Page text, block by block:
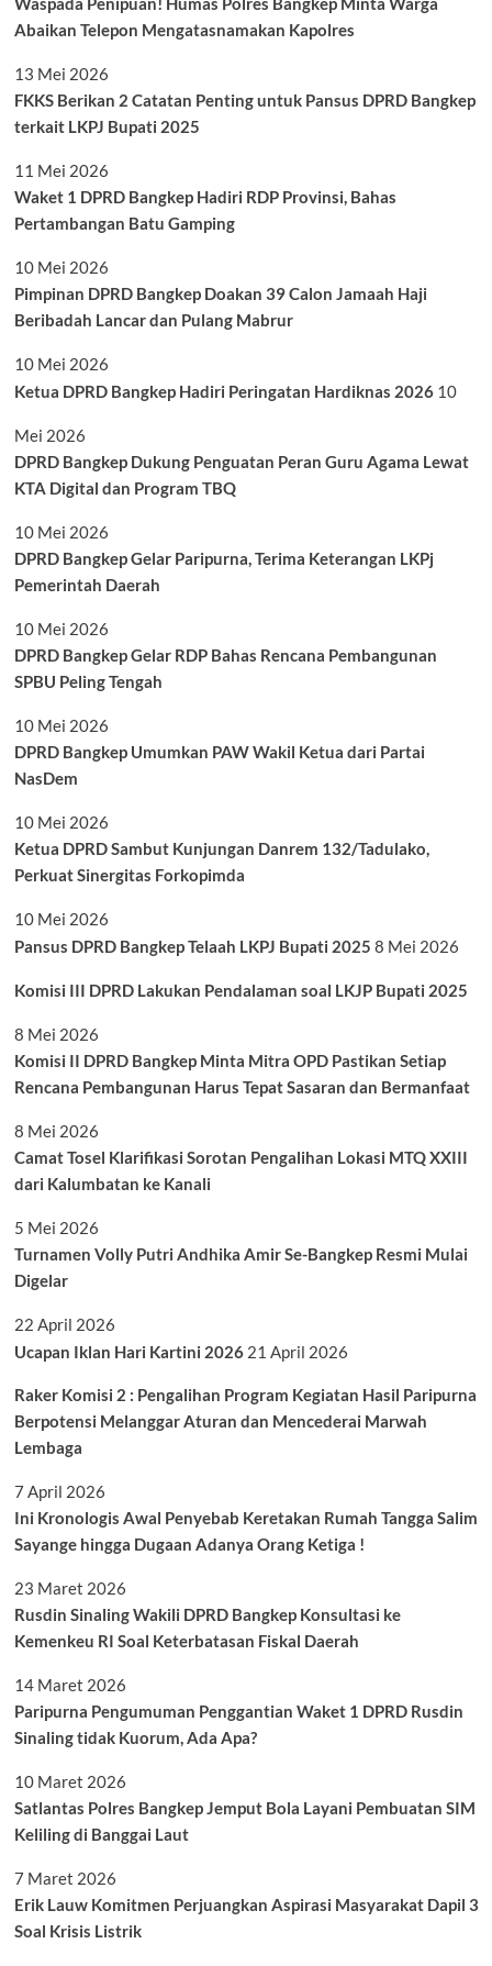
Abaikan Telepon Mengatasnamakan Kapolres
13 Mei 2026
FKKS Berikan 2 Catatan Penting untuk Pansus DPRD Bangkep
terkait LKPJ Bupati 2025
11 Mei 2026
Waket 1 DPRD Bangkep Hadiri RDP Provinsi, Bahas
Pertambangan Batu Gamping
10 Mei 2026
Pimpinan DPRD Bangkep Doakan 39 Calon Jamaah Haji
Beribadah Lancar dan Pulang Mabrur
10 Mei 2026
Ketua DPRD Bangkep Hadiri Peringatan Hardiknas 2026 10
Mei 2026
DPRD Bangkep Dukung Penguatan Peran Guru Agama Lewat
KTA Digital dan Program TBQ
10 Mei 2026
DPRD Bangkep Gelar Paripurna, Terima Keterangan LKPj
Pemerintah Daerah
10 Mei 2026
DPRD Bangkep Gelar RDP Bahas Rencana Pembangunan
SPBU Peling Tengah
10 Mei 2026
DPRD Bangkep Umumkan PAW Wakil Ketua dari Partai
NasDem
10 Mei 2026
Ketua DPRD Sambut Kunjungan Danrem 132/Tadulako,
Perkuat Sinergitas Forkopimda
10 Mei 2026
Pansus DPRD Bangkep Telaah LKPJ Bupati 2025 8 Mei 2026
Komisi III DPRD Lakukan Pendalaman soal LKJP Bupati 2025
8 Mei 2026
Komisi II DPRD Bangkep Minta Mitra OPD Pastikan Setiap
Rencana Pembangunan Harus Tepat Sasaran dan Bermanfaat
8 Mei 2026
Camat Tosel Klarifikasi Sorotan Pengalihan Lokasi MTQ XXIII
dari Kalumbatan ke Kanali
5 Mei 2026
Turnamen Volly Putri Andhika Amir Se-Bangkep Resmi Mulai
Digelar
22 April 2026
Ucapan Iklan Hari Kartini 2026 21 April 2026
Raker Komisi 2 : Pengalihan Program Kegiatan Hasil Paripurna
Berpotensi Melanggar Aturan dan Mencederai Marwah
Lembaga
7 April 2026
Ini Kronologis Awal Penyebab Keretakan Rumah Tangga Salim
Sayange hingga Dugaan Adanya Orang Ketiga !
23 Maret 2026
Rusdin Sinaling Wakili DPRD Bangkep Konsultasi ke
Kemenkeu RI Soal Keterbatasan Fiskal Daerah
14 Maret 2026
Paripurna Pengumuman Penggantian Waket 1 DPRD Rusdin
Sinaling tidak Kuorum, Ada Apa?
10 Maret 2026
Satlantas Polres Bangkep Jemput Bola Layani Pembuatan SIM
Keliling di Banggai Laut
7 Maret 2026
Erik Lauw Komitmen Perjuangkan Aspirasi Masyarakat Dapil 3
Soal Krisis Listrik